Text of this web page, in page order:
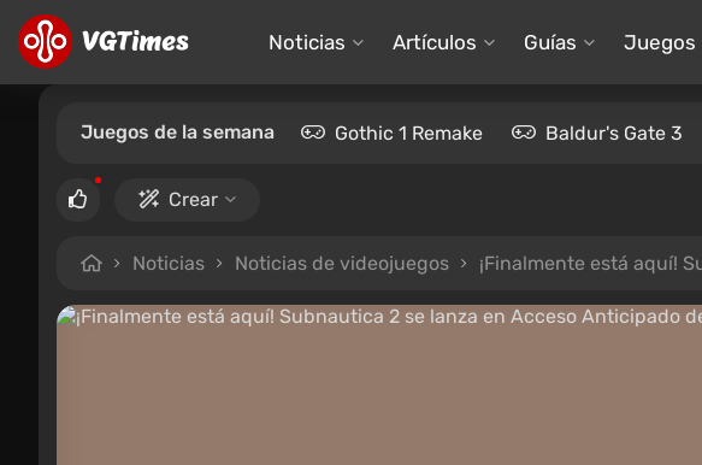
Noticias Artículos Guías Juegos
Juegos de la semana Gothic 1 Remake Baldur's Gate 3
Crear
Noticias Noticias de videojuegos ¡Finalmente está aquí!